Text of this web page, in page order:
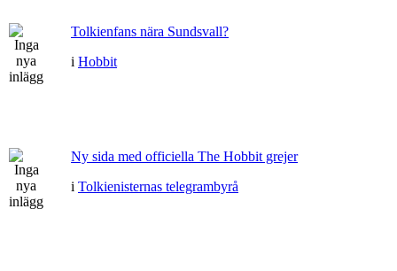
Tolkienfans nära Sundsvall?
i Hobbit
Ny sida med officiella The Hobbit grejer
i Tolkienisternas telegrambyrå